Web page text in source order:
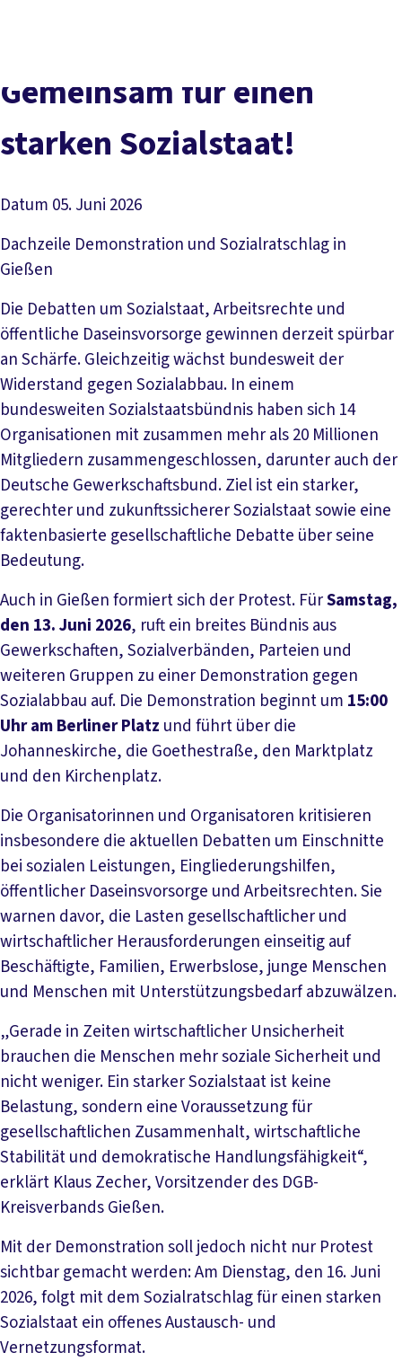
Service
Gemeinsam für einen
starken Sozialstaat!
Datum 05. Juni 2026
Dachzeile Demonstration und Sozialratschlag in
Gießen
Die Debatten um Sozialstaat, Arbeitsrechte und
öffentliche Daseinsvorsorge gewinnen derzeit spürbar
an Schärfe. Gleichzeitig wächst bundesweit der
Widerstand gegen Sozialabbau. In einem
bundesweiten Sozialstaatsbündnis haben sich 14
Organisationen mit zusammen mehr als 20 Millionen
Mitgliedern zusammengeschlossen, darunter auch der
Deutsche Gewerkschaftsbund. Ziel ist ein starker,
gerechter und zukunftssicherer Sozialstaat sowie eine
faktenbasierte gesellschaftliche Debatte über seine
Bedeutung.
Auch in Gießen formiert sich der Protest. FürSamstag,
den 13. Juni 2026, ruft ein breites Bündnis aus
Gewerkschaften, Sozialverbänden, Parteien und
weiteren Gruppen zu einer Demonstration gegen
Sozialabbau auf. Die Demonstration beginnt um 15:00
Uhr am Berliner Platz und führt über die
Johanneskirche, die Goethestraße, den Marktplatz
und den Kirchenplatz.
Die Organisatorinnen und Organisatoren kritisieren
insbesondere die aktuellen Debatten um Einschnitte
bei sozialen Leistungen, Eingliederungshilfen,
öffentlicher Daseinsvorsorge und Arbeitsrechten. Sie
warnen davor, die Lasten gesellschaftlicher und
wirtschaftlicher Herausforderungen einseitig auf
Beschäftigte, Familien, Erwerbslose, junge Menschen
und Menschen mit Unterstützungsbedarf abzuwälzen.
„Gerade in Zeiten wirtschaftlicher Unsicherheit
brauchen die Menschen mehr soziale Sicherheit und
nicht weniger. Ein starker Sozialstaat ist keine
Belastung, sondern eine Voraussetzung für
gesellschaftlichen Zusammenhalt, wirtschaftliche
Stabilität und demokratische Handlungsfähigkeit“,
erklärt Klaus Zecher, Vorsitzender des DGB-
Kreisverbands Gießen.
Mit der Demonstration soll jedoch nicht nur Protest
sichtbar gemacht werden: Am Dienstag, den 16. Juni
2026, folgt mit dem Sozialratschlag für einen starken
Sozialstaat ein offenes Austausch- und
Vernetzungsformat.